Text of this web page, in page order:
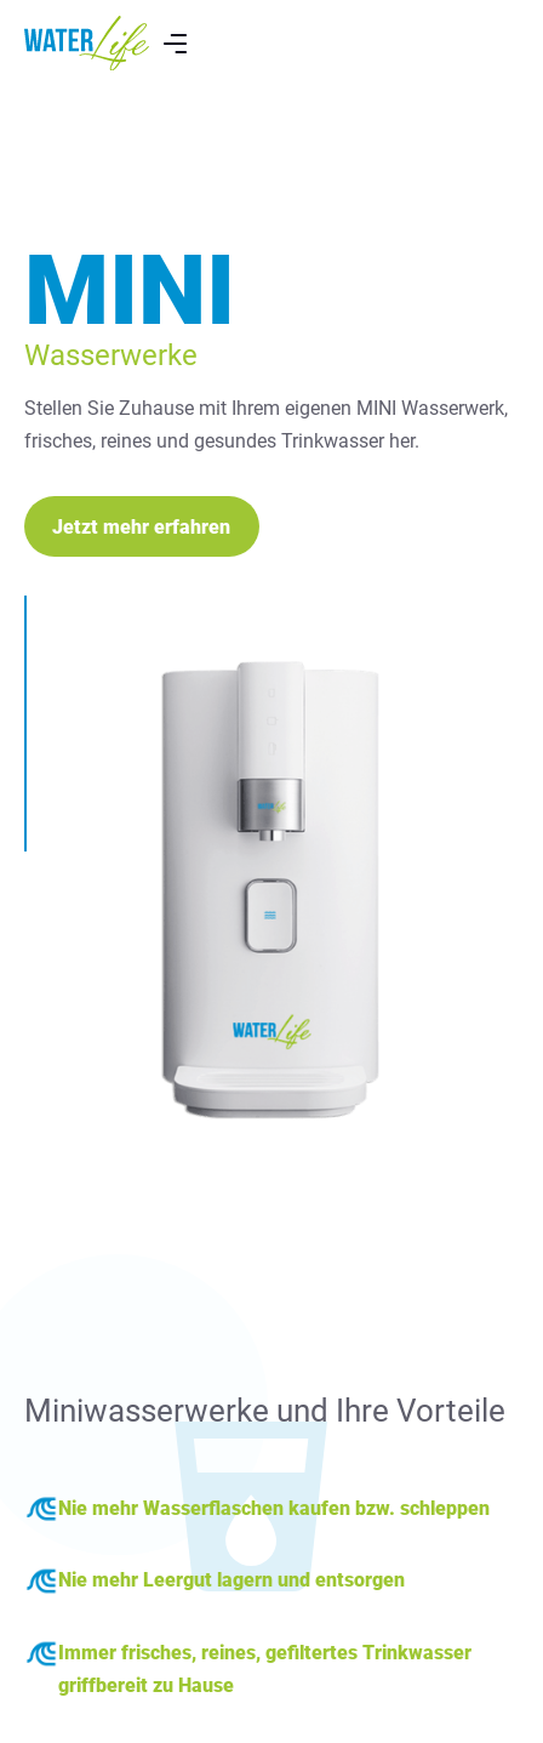
MINI
Wasserwerke
Stellen Sie Zuhause mit Ihrem eigenen MINI Wasserwerk,
frisches, reines und gesundes Trinkwasser her.
Jetzt mehr erfahren
Miniwasserwerke und Ihre Vorteile
Nie mehr Wasserflaschen kaufen bzw. schleppen
Nie mehr Leergut lagern und entsorgen
Immer frisches, reines, gefiltertes Trinkwasser
griffbereit zu Hause